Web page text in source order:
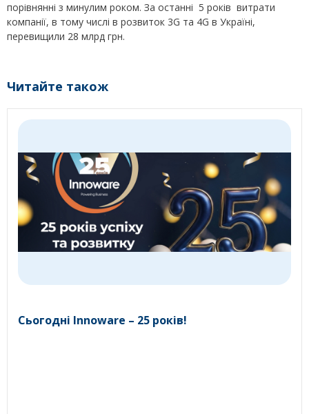
порівнянні з минулим роком. За останні 5 років витрати
компанії, в тому числі в розвиток 3G та 4G в Україні,
перевищили 28 млрд грн.
Читайте також
Сьогодні Innoware – 25 років!